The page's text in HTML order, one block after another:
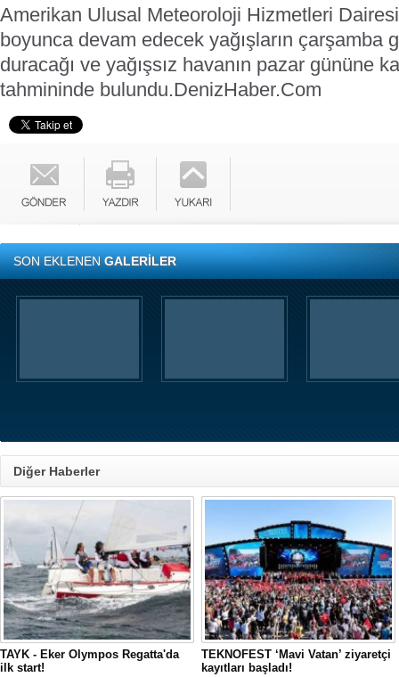
Amerikan Ulusal Meteoroloji Hizmetleri
boyunca devam edecek yağışların çarşamba
duracağı ve yağışsız havanın pazar gününe
tahmininde bulundu.DenizHaber.Com
SON EKLENENGALERİLER
Diğer Haberler
TAYK - Eker Olympos Regatta'da
ilk start!
TEKNOFEST ‘Mavi Vatan’ ziyaretçi
kayıtları başladı!